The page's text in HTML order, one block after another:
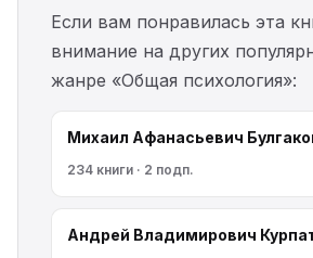
Если вам понравилась эта
внимание на других
жанре «Общая психология»:
Михаил Афанасьевич
234 книги · 2 подп.
Андрей Владимирович